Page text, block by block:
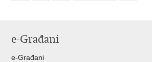
e-Građani
e-Građani